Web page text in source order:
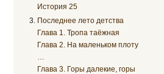
История 25
Последнее лето детства
Глава 1. Тропа таёжная
Глава 2. На маленьком плоту
…
Глава 3. Горы далекие, горы